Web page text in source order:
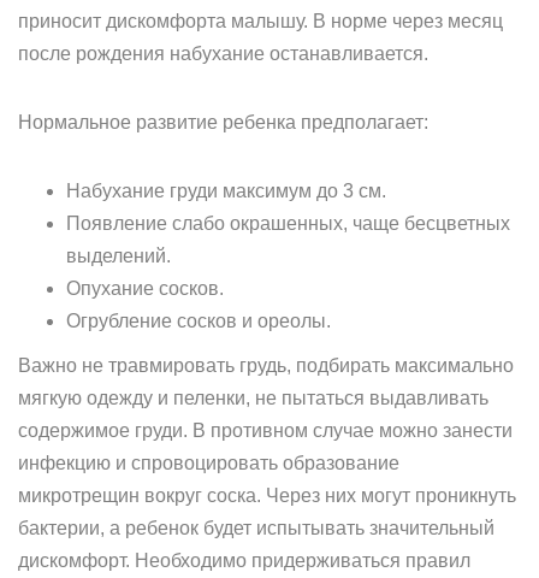
приносит дискомфорта малышу. В норме через месяц
после рождения набухание останавливается.
Нормальное развитие ребенка предполагает:
Набухание груди максимум до 3 см.
Появление слабо окрашенных, чаще бесцветных
выделений.
Опухание сосков.
Огрубление сосков и ореолы.
Важно не травмировать грудь, подбирать максимально
мягкую одежду и пеленки, не пытаться выдавливать
содержимое груди. В противном случае можно занести
инфекцию и спровоцировать образование
микротрещин вокруг соска. Через них могут проникнуть
бактерии, а ребенок будет испытывать значительный
дискомфорт. Необходимо придерживаться правил